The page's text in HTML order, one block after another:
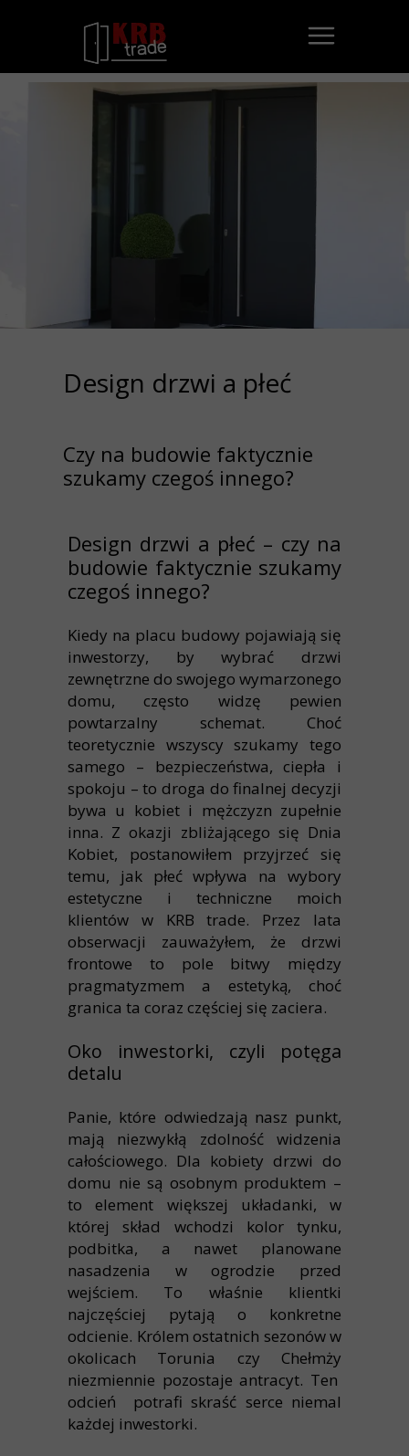
Czy na budowie faktycznie
szukamy czegoś innego?
Design drzwi a płeć
Design drzwi a płeć – czy na
budowie faktycznie szukamy
czegoś innego?
Kiedy na placu budowy pojawiają się
inwestorzy, by wybrać drzwi
zewnętrzne do swojego wymarzonego
domu, często widzę pewien
powtarzalny schemat. Choć
teoretycznie wszyscy szukamy tego
samego – bezpieczeństwa, ciepła i
spokoju – to droga do finalnej decyzji
bywa u kobiet i mężczyzn zupełnie
inna. Z okazji zbliżającego się Dnia
Kobiet, postanowiłem przyjrzeć się
temu, jak płeć wpływa na wybory
estetyczne i techniczne moich
klientów w KRB trade. Przez lata
obserwacji zauważyłem, że drzwi
frontowe to pole bitwy między
pragmatyzmem a estetyką, choć
granica ta coraz częściej się zaciera.
Oko inwestorki, czyli potęga
detalu
Panie, które odwiedzają nasz punkt,
mają niezwykłą zdolność widzenia
całościowego. Dla kobiety drzwi do
domu nie są osobnym produktem –
to element większej układanki, w
której skład wchodzi kolor tynku,
podbitka, a nawet planowane
nasadzenia w ogrodzie przed
wejściem. To właśnie klientki
najczęściej pytają o konkretne
odcienie. Królem ostatnich sezonów w
okolicach Torunia czy Chełmży
niezmiennie pozostaje antracyt. Ten
odcień potrafi skraść serce niemal
każdej inwestorki.